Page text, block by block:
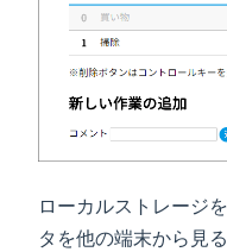
ローカルストレージ
タを他の端末から見